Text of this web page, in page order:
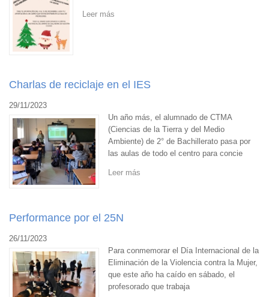
Leer más
Charlas de reciclaje en el IES
29/11/2023
Un año más, el alumnado de CTMA
(Ciencias de la Tierra y del Medio
Ambiente) de 2° de Bachillerato pasa por
las aulas de todo el centro para concie
Leer más
Performance por el 25N
26/11/2023
Para conmemorar el Día Internacional de la
Eliminación de la Violencia contra la Mujer,
que este año ha caído en sábado, el
profesorado que trabaja